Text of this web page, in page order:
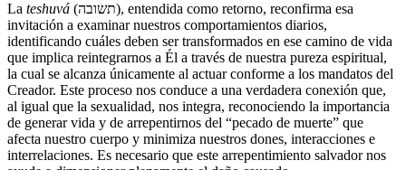
La teshuvá (תשובה), entendida como retorno, reconfirma esa
invitación a examinar nuestros comportamientos diarios,
identificando cuáles deben ser transformados en ese camino de vida
que implica reintegrarnos a Él a través de nuestra pureza espiritual,
la cual se alcanza únicamente al actuar conforme a los mandatos del
Creador. Este proceso nos conduce a una verdadera conexión que,
al igual que la sexualidad, nos integra, reconociendo la importancia
de generar vida y de arrepentirnos del “pecado de muerte” que
afecta nuestro cuerpo y minimiza nuestros dones, interacciones e
interrelaciones. Es necesario que este arrepentimiento salvador nos